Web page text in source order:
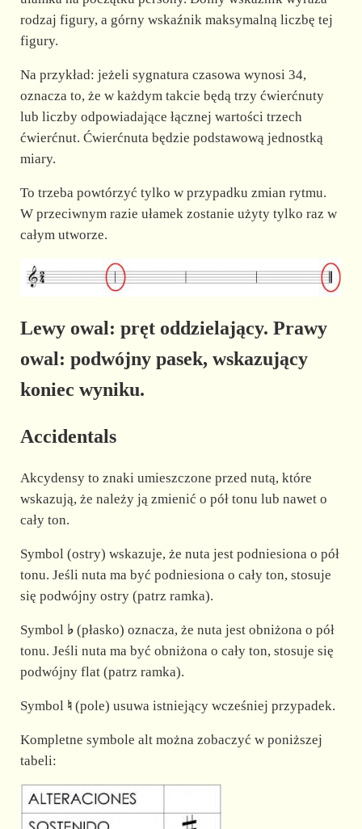
rodzaj figury, a górny wskaźnik maksymalną liczbę tej
figury.
Na przykład: jeżeli sygnatura czasowa wynosi 34,
oznacza to, że w każdym takcie będą trzy ćwierćnuty
lub liczby odpowiadające łącznej wartości trzech
ćwierćnut. Ćwierćnuta będzie podstawową jednostką
miary.
To trzeba powtórzyć tylko w przypadku zmian rytmu.
W przeciwnym razie ułamek zostanie użyty tylko raz w
całym utworze.
Lewy owal: pręt oddzielający. Prawy
owal: podwójny pasek, wskazujący
koniec wyniku.
Accidentals
Akcydensy to znaki umieszczone przed nutą, które
wskazują, że należy ją zmienić o pół tonu lub nawet o
cały ton.
Symbol (ostry) wskazuje, że nuta jest podniesiona o pół
tonu. Jeśli nuta ma być podniesiona o cały ton, stosuje
się podwójny ostry (patrz ramka).
Symbol ♭(płasko) oznacza, że nuta jest obniżona o pół
tonu. Jeśli nuta ma być obniżona o cały ton, stosuje się
podwójny flat (patrz ramka).
Symbol ♮(pole) usuwa istniejący wcześniej przypadek.
Kompletne symbole alt można zobaczyć w poniższej
tabeli: